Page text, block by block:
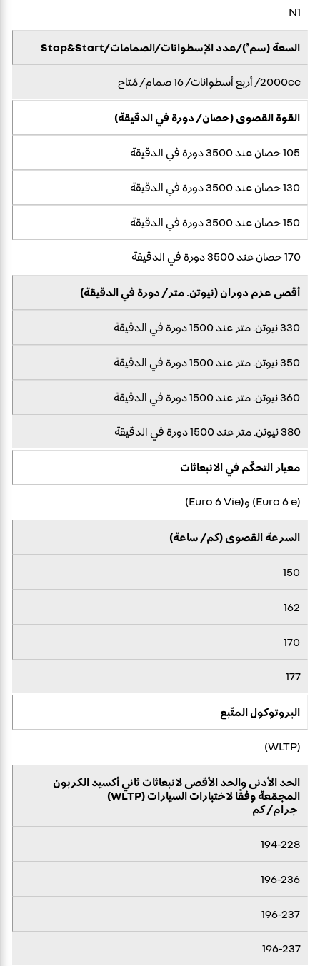
N1
السعة (سم³)/عدد الإسطوانات/الصمامات/Stop&Start
2000cc/ أربع أسطوانات/ 16 صمام/ مُتاح
القوة القصوى (حصان/ دورة في الدقيقة)
105 حصان عند 3500 دورة في الدقيقة
130 حصان عند 3500 دورة في الدقيقة
150 حصان عند 3500 دورة في الدقيقة
170 حصان عند 3500 دورة في الدقيقة
أقصى عزم دوران (نيوتن. متر/ دورة في الدقيقة)
330 نيوتن. متر عند 1500 دورة في الدقيقة
350 نيوتن. متر عند 1500 دورة في الدقيقة
360 نيوتن. متر عند 1500 دورة في الدقيقة
380 نيوتن. متر عند 1500 دورة في الدقيقة
معيار التحكّم في الانبعاثات
(Euro 6 e) و(Euro 6 Vie)
السرعة القصوى (كم/ ساعة)
150
162
170
177
البروتوكول المتّبع
(WLTP)
الحد الأدنى والحد الأقصى لانبعاثات ثاني أكسيد الكربون
المجمّعة وفقًا لاختبارات السيارات (WLTP)
جرام/ كم
194-228
196-236
196-237
196-237